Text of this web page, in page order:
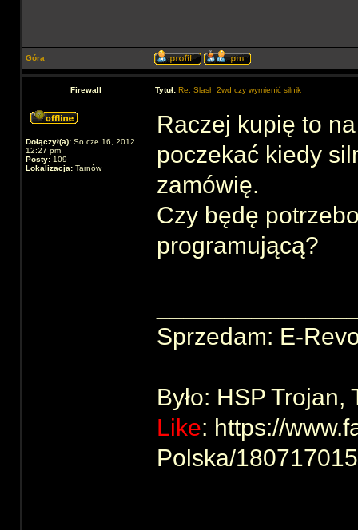
Góra
Firewall Tytuł: Re: Slash 2wd czy wymienić silnik
Dołączył(a): So cze 16, 2012
12:27 pm
Posty: 109
Lokalizacja: Tarnów
Raczej kupię to
poczekać kiedy
zamówię.
Czy będę
programującą?
Sprzedam: E-
Było: HSP
Like: https://
Polska/